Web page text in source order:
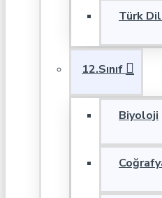
Türk
12.Sınıf
Biyoloji